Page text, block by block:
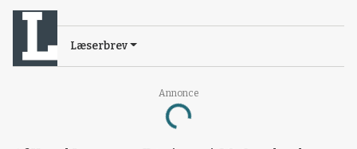
Annonce
Loading...
Læserbrev